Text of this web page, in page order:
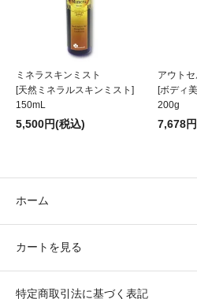
ミネラスキンミスト
[天然ミネラルスキンミスト]
150mL
5,500円(税込)
アウト
[ボディ
200g
7,678
ホーム
カートを見る
特定商取引法に基づく表記